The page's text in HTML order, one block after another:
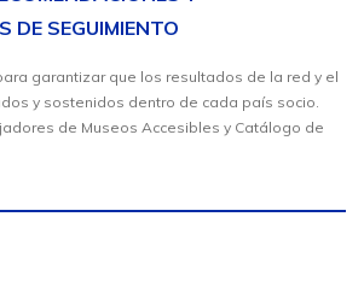
DE SEGUIMIENTO
garantizar que los resultados de la red y el
y sostenidos dentro de cada país socio.
de Museos Accesibles y Catálogo de